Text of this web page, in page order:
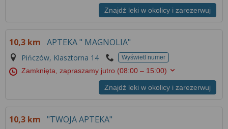
Znajdź leki w okolicy i zarezerwuj
10,3 km APTEKA " MAGNOLIA"
Pińczów, Klasztorna 14 Wyświetl numer
Zamknięta, zapraszamy jutro (08:00 – 15:00)
Znajdź leki w okolicy i zarezerwuj
10,3 km "TWOJA APTEKA"